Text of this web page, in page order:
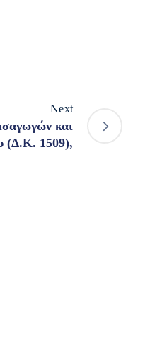
Next
και
(Δ.Κ. 1509),